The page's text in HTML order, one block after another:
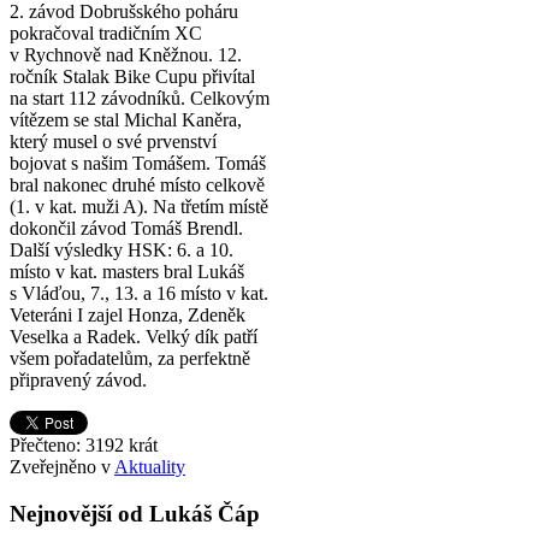
2. závod Dobrušského poháru
pokračoval tradičním XC
v Rychnově nad Kněžnou. 12.
ročník Stalak Bike Cupu přivítal
na start 112 závodníků. Celkovým
vítězem se stal Michal Kaněra,
který musel o své prvenství
bojovat s našim Tomášem. Tomáš
bral nakonec druhé místo celkově
(1. v kat. muži A). Na třetím místě
dokončil závod Tomáš Brendl.
Další výsledky HSK: 6. a 10.
místo v kat. masters bral Lukáš
s Vláďou, 7., 13. a 16 místo v kat.
Veteráni I zajel Honza, Zdeněk
Veselka a Radek. Velký dík patří
všem pořadatelům, za perfektně
připravený závod.
Přečteno: 3192 krát
Zveřejněno v Aktuality
Nejnovější od Lukáš Čáp